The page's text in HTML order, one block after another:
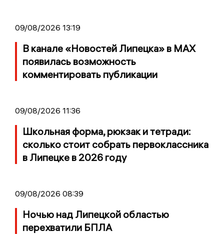
09/08/2026 13:19
В канале «Новостей Липецка» в MAX
появилась возможность
комментировать публикации
09/08/2026 11:36
Школьная форма, рюкзак и тетради:
сколько стоит собрать первоклассника
в Липецке в 2026 году
09/08/2026 08:39
Ночью над Липецкой областью
перехватили БПЛА